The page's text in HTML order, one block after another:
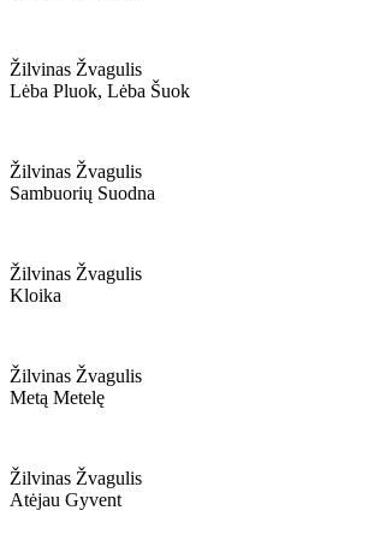
Žilvinas Žvagulis
Lėba Pluok, Lėba Šuok
Žilvinas Žvagulis
Sambuorių Suodna
Žilvinas Žvagulis
Kloika
Žilvinas Žvagulis
Metą Metelę
Žilvinas Žvagulis
Atėjau Gyvent